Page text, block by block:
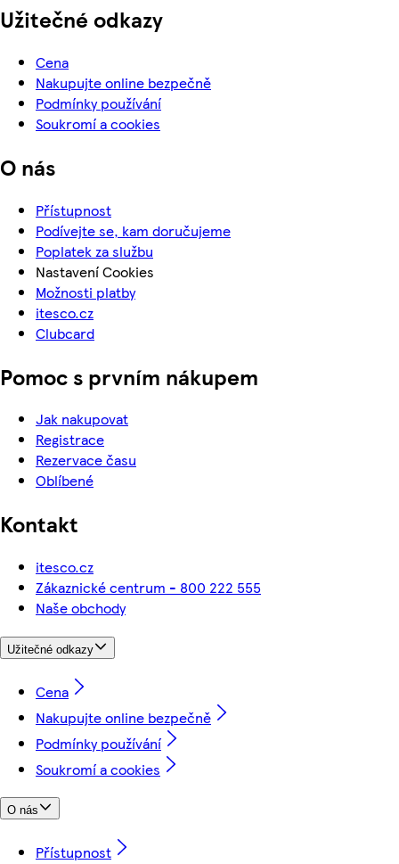
Užitečné odkazy
Cena
Nakupujte online bezpečně
Podmínky používání
Soukromí a cookies
O nás
Přístupnost
Podívejte se, kam doručujeme
Poplatek za službu
Nastavení Cookies
Možnosti platby
itesco.cz
Clubcard
Pomoc s prvním nákupem
Jak nakupovat
Registrace
Rezervace času
Oblíbené
Kontakt
itesco.cz
Zákaznické centrum - 800 222 555
Naše obchody
Užitečné odkazy
Cena
Nakupujte online bezpečně
Podmínky používání
Soukromí a cookies
O nás
Přístupnost